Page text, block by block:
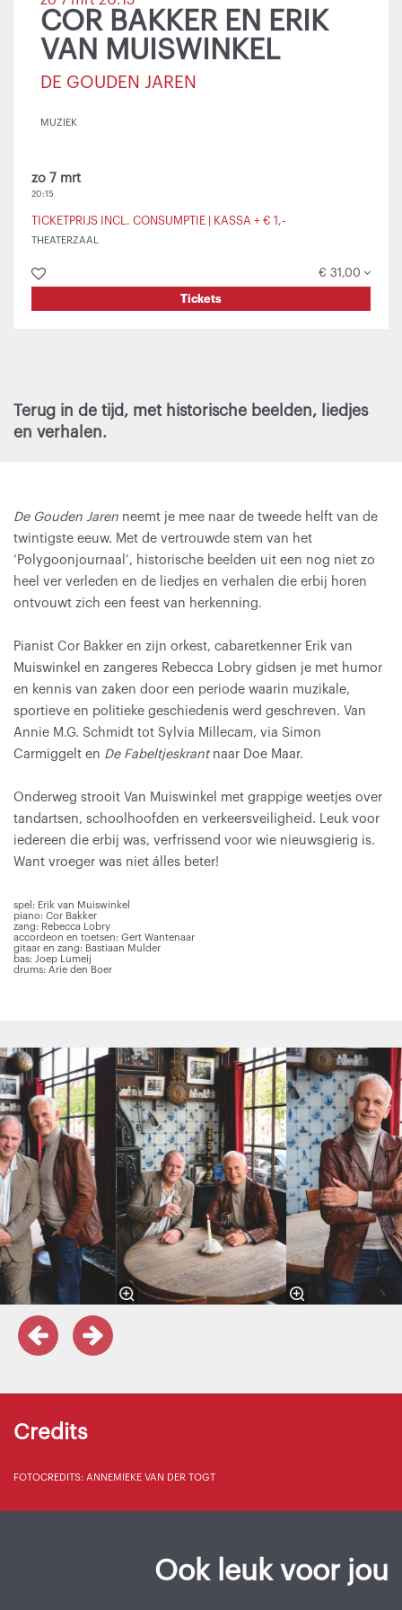
COR BAKKER EN ERIK
VAN MUISWINKEL
DE GOUDEN JAREN
MUZIEK
zo 7 mrt
20:15
TICKETPRIJS INCL. CONSUMPTIE | KASSA + € 1,-
THEATERZAAL
€ 31,00
Tickets
Terug in de tijd, met historische beelden, liedjes
en verhalen.
De Gouden Jaren neemt je mee naar de tweede helft van de
twintigste eeuw. Met de vertrouwde stem van het
‘Polygoonjournaal’, historische beelden uit een nog niet zo
heel ver verleden en de liedjes en verhalen die erbij horen
ontvouwt zich een feest van herkenning.
Pianist Cor Bakker en zijn orkest, cabaretkenner Erik van
Muiswinkel en zangeres Rebecca Lobry gidsen je met humor
en kennis van zaken door een periode waarin muzikale,
sportieve en politieke geschiedenis werd geschreven. Van
Annie M.G. Schmidt tot Sylvia Millecam, via Simon
Carmiggelt en De Fabeltjeskrant naar Doe Maar.
Onderweg strooit Van Muiswinkel met grappige weetjes over
tandartsen, schoolhoofden en verkeersveiligheid. Leuk voor
iedereen die erbij was, verfrissend voor wie nieuwsgierig is.
Want vroeger was niet álles beter!
spel: Erik van Muiswinkel
piano: Cor Bakker
zang: Rebecca Lobry
accordeon en toetsen: Gert Wantenaar
gitaar en zang: Bastiaan Mulder
bas: Joep Lumeij
drums: Arie den Boer
Overslaan
Credits
FOTOCREDITS: ANNEMIEKE VAN DER TOGT
Ook leuk voor jou